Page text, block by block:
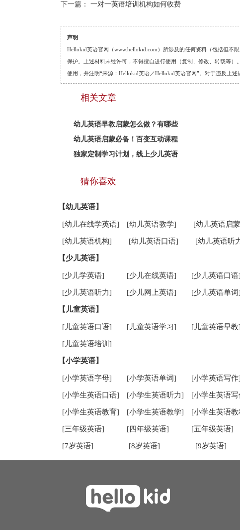
下一篇： 一对一英语培训机构如何收费
声明
Hellokid英语官网（www.hellokid.com）所涉及的任何资料（包括但不
保护。上述材料未经许可，不得擅自进行使用（复制、修改、转载等
使用，并注明“来源：Hellokid英语／Hellokid英语官网”。对于违反上
相关文章
幼儿英语早教启蒙怎么做？有哪些
幼儿英语启蒙必备！百变互动课程
独家定制学习计划，线上少儿英语
猜你喜欢
【幼儿英语】
[幼儿在线学英语] [幼儿英语教学] [幼儿英语启
[幼儿英语机构] [幼儿英语口语] [幼儿英语听
【少儿英语】
[少儿学英语] [少儿在线英语] [少儿英语口语]
[少儿英语听力] [少儿网上英语] [少儿英语单词]
【儿童英语】
[儿童英语口语] [儿童英语学习] [儿童英语早教]
[儿童英语培训]
【小学英语】
[小学英语字母] [小学英语单词] [小学英语写作]
[小学生英语口语] [小学生英语听力] [小学生英语写
[小学生英语教育] [小学生英语教学] [小学生英语教
[三年级英语] [四年级英语] [五年级英语]
[7岁英语] [8岁英语] [9岁英语]